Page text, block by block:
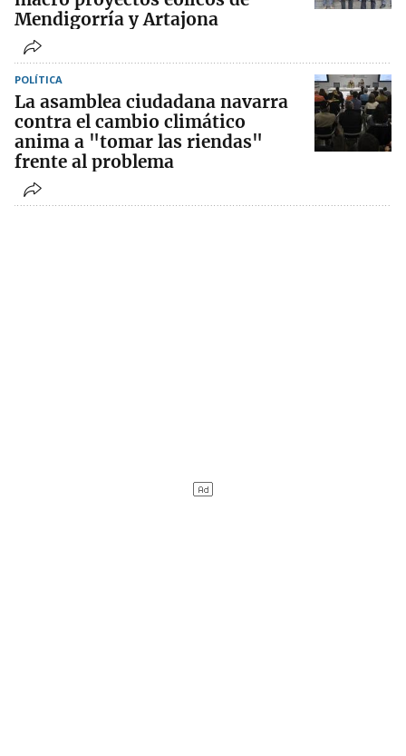
Mendigorría y Artajona
POLÍTICA
La asamblea ciudadana navarra
contra el cambio climático
anima a "tomar las riendas"
frente al problema